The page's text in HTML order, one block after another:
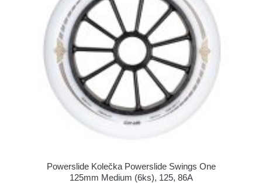
Powerslide Kolečka Powerslide Swings One
125mm Medium (6ks), 125, 86A